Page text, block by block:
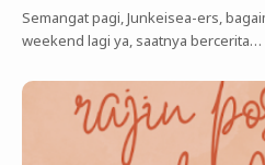
Semangat pagi, Junkeisea-ers,
weekend lagi ya, saatnya bercerita…